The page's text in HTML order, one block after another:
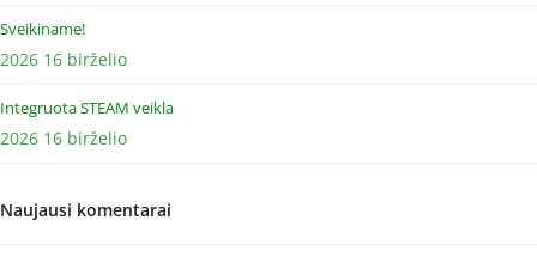
Sveikiname!
2026 16 birželio
Integruota STEAM veikla
2026 16 birželio
Naujausi komentarai